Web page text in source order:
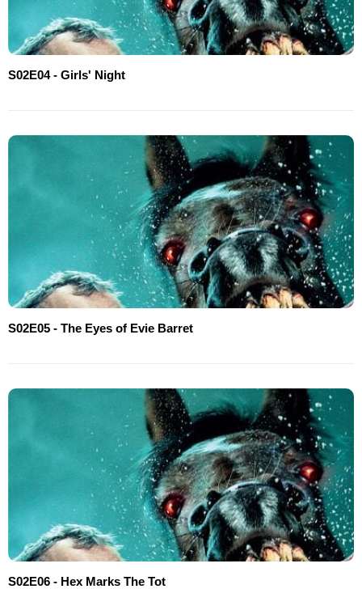
S02E04 - Girls' Night
S02E05 - The Eyes of Evie Barret
S02E06 - Hex Marks The Tot